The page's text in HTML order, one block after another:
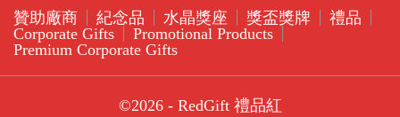
贊助廠商 紀念品 水晶獎座 獎盃獎牌
禮品
Corporate Gifts
Promotional Products
Premium Corporate Gifts
©2026 - RedGift 禮品紅